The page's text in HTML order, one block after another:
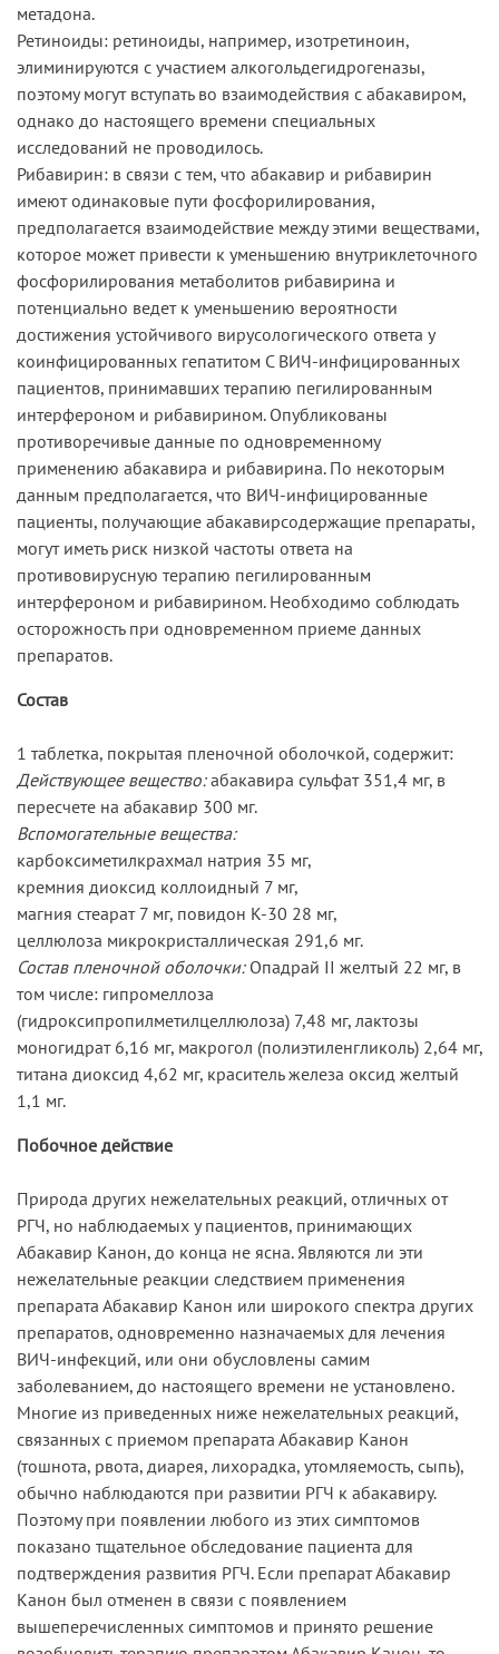
метадона.
Ретиноиды: ретиноиды, например, изотретиноин,
элиминируются с участием алкогольдегидрогеназы,
поэтому могут вступать во взаимодействия с абакавиром,
однако до настоящего времени специальных
исследований не проводилось.
Рибавирин: в связи с тем, что абакавир и рибавирин
имеют одинаковые пути фосфорилирования,
предполагается взаимодействие между этими веществами,
которое может привести к уменьшению внутриклеточного
фосфорилирования метаболитов рибавирина и
потенциально ведет к уменьшению вероятности
достижения устойчивого вирусологического ответа у
коинфицированных гепатитом С ВИЧ-инфицированных
пациентов, принимавших терапию пегилированным
интерфероном и рибавирином. Опубликованы
противоречивые данные по одновременному
применению абакавира и рибавирина. По некоторым
данным предполагается, что ВИЧ-инфицированные
пациенты, получающие абакавирсодержащие препараты,
могут иметь риск низкой частоты ответа на
противовирусную терапию пегилированным
интерфероном и рибавирином. Необходимо соблюдать
осторожность при одновременном приеме данных
препаратов.
Состав
1 таблетка, покрытая пленочной оболочкой, содержит:
Действующее вещество:абакавира сульфат 351,4 мг, в
пересчете на абакавир 300 мг.
Вспомогательные вещества:
карбоксиметилкрахмал натрия 35 мг,
кремния диоксид коллоидный 7 мг,
магния стеарат 7 мг, повидон К-30 28 мг,
целлюлоза микрокристаллическая 291,6 мг.
Состав пленочной оболочки:Опадрай II желтый 22 мг, в
том числе: гипромеллоза
(гидроксипропилметилцеллюлоза) 7,48 мг, лактозы
моногидрат 6,16 мг, макрогол (полиэтиленгликоль) 2,64 мг,
титана диоксид 4,62 мг, краситель железа оксид желтый
1,1 мг.
Побочное действие
Природа других нежелательных реакций, отличных от
РГЧ, но наблюдаемых у пациентов, принимающих
Абакавир Канон, до конца не ясна. Являются ли эти
нежелательные реакции следствием применения
препарата Абакавир Канон или широкого спектра других
препаратов, одновременно назначаемых для лечения
ВИЧ-инфекций, или они обусловлены самим
заболеванием, до настоящего времени не установлено.
Многие из приведенных ниже нежелательных реакций,
связанных с приемом препарата Абакавир Канон
(тошнота, рвота, диарея, лихорадка, утомляемость, сыпь),
обычно наблюдаются при развитии РГЧ к абакавиру.
Поэтому при появлении любого из этих симптомов
показано тщательное обследование пациента для
подтверждения развития РГЧ. Если препарат Абакавир
Канон был отменен в связи с появлением
вышеперечисленных симптомов и принято решение